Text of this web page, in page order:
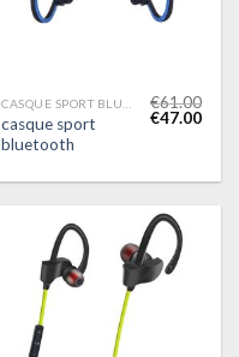
casque sport
bluetooth
€61.00
€47.00